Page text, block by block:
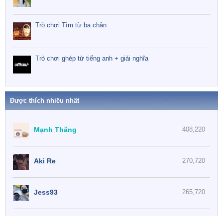
Trò chơi Tìm từ ba chân
Trò chơi ghép từ tiếng anh + giải nghĩa
Được thích nhiều nhất
408,220
Mạnh Thăng
270,720
Aki Re
265,720
Jess93